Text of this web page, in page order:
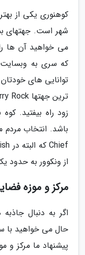
کوهنوری یکی از
شهر است. جهتهای
می خواهید آن ها را
توانایی های
زود راه بیفتید.
از ونکوور به
مرکز و موزه
اگر به دنبال
حال می خواهید با
پیشنهاد ما مرکز